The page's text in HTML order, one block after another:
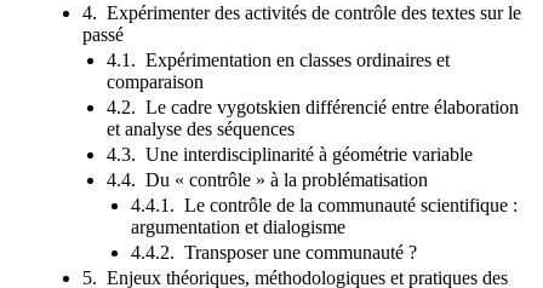
4. Expérimenter des activités de contrôle des textes sur le
passé
4.1. Expérimentation en classes ordinaires et
comparaison
4.2. Le cadre vygotskien différencié entre élaboration
et analyse des séquences
4.3. Une interdisciplinarité à géométrie variable
4.4. Du « contrôle » à la problématisation
4.4.1. Le contrôle de la communauté scientifique :
argumentation et dialogisme
4.4.2. Transposer une communauté ?
5. Enjeux théoriques, méthodologiques et pratiques des